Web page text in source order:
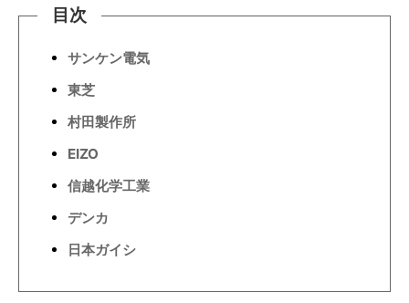
目次
サンケン電気
東芝
村田製作所
EIZO
信越化学工業
デンカ
日本ガイシ